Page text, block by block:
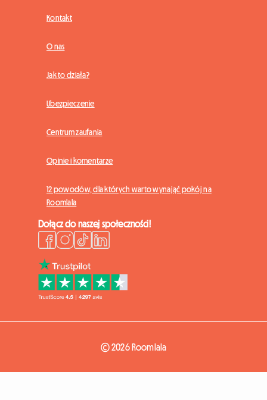
Kontakt
O nas
Jak to działa?
Ubezpieczenie
Centrum zaufania
Opinie i komentarze
12 powodów, dla których warto wynająć pokój na
Roomlala
Dołącz do naszej społeczności!
© 2026 Roomlala